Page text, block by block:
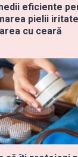
eficiente
pielii
cu ceară